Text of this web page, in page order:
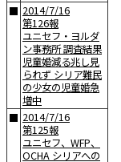
■ 2014/7/16
第126報
ユニセフ・ヨルダ
ン事務所 調査結果
児童婚減る兆し見
られず シリア難民
の少女の児童婚急
増中
■ 2014/7/16
第125報
ユニセフ、WFP、
OCHA シリアへの